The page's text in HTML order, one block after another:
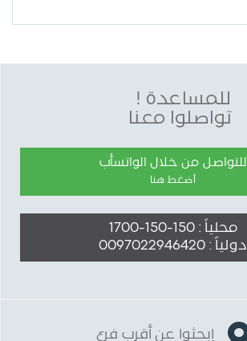
للمساعدة !
تواصلوا معنا
للتواصل من خلال الواتسأب
أضغط هنا
محلياً : 150-150-1700
دولياً : 0097022946420
إبحثوا عن أقرب فرع